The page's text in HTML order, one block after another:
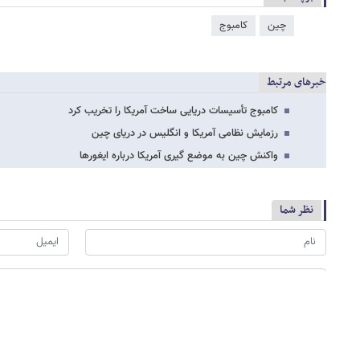
چین کامبوج
خبرهای مرتبط
کامبوج تأسیسات دریایی ساخت آمریکا را تخریب کرد
رزمایش نظامی آمریکا و انگلیس در دریای چین
واکنش چین به موضع گیری آمریکا درباره ایغورها
نظر شما